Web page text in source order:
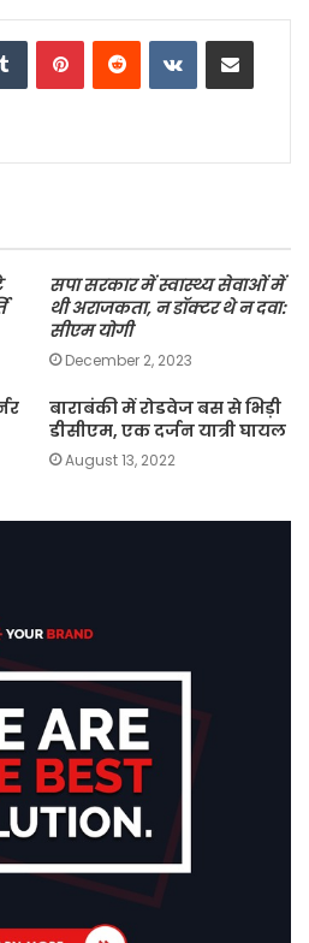
TumblrPinterestReddit VKontakteShare via Email
सपा सरकार में स्वास्थ्य सेवाओं में
थी अराजकता, न डॉक्टर थे न दवा:
सीएम योगी
December 2, 2023
बाराबंकी में रोडवेज बस से भिड़ी
डीसीएम, एक दर्जन यात्री घायल
August 13, 2022